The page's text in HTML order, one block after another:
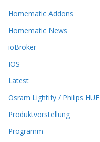
p
t
o
n
n
k
n
e
Homematic Addons
Homematic News
ioBroker
IOS
Latest
Osram Lightify / Philips HUE
Produktvorstellung
Programm